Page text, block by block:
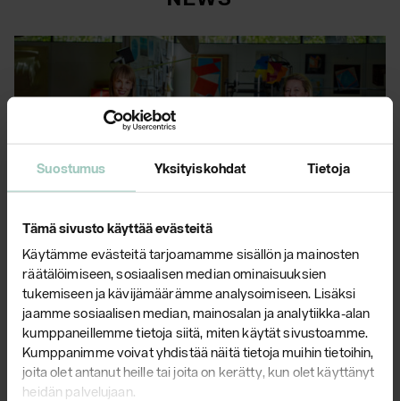
Suostumus Yksityiskohdat Tietoja
Tämä sivusto käyttää evästeitä
Käytämme evästeitä tarjoamamme sisällön ja mainosten
räätälöimiseen, sosiaalisen median ominaisuuksien
tukemiseen ja kävijämäärämme analysoimiseen. Lisäksi
jaamme sosiaalisen median, mainosalan ja analytiikka-alan
kumppaneillemme tietoja siitä, miten käytät sivustoamme.
Kumppanimme voivat yhdistää näitä tietoja muihin tietoihin,
joita olet antanut heille tai joita on kerätty, kun olet käyttänyt
heidän palvelujaan.
Yrjö Kukkapuro in Scan
Magazine
Read our
articleabout the master of Finnish design in
the June issue of Scan Magazine!
Read more